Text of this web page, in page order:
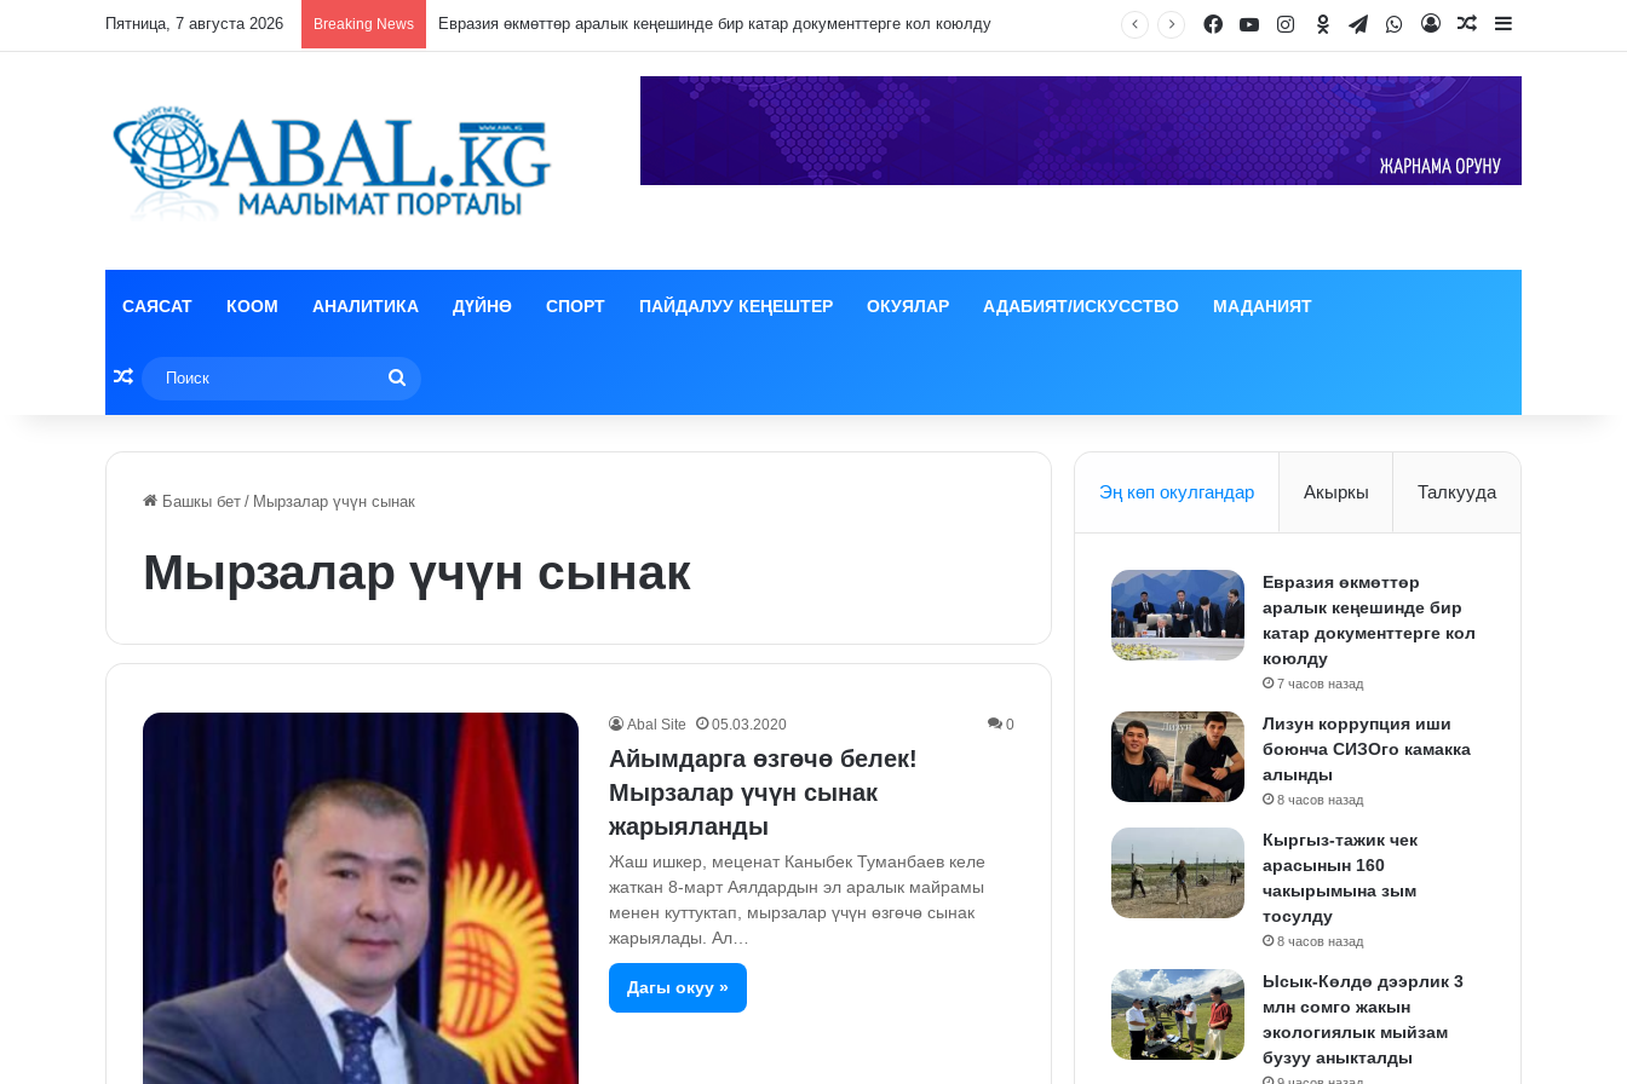
Пятница, 7 августа 2026 Breaking News Лизун коррупция иши боюнча СИЗОго камакка алынды FacebookYouTubeInstagram
Odnoklassniki
TelegramWhatsApp
Log InRandom Article
САЯСАТ КООМ АНАЛИТИКА ДҮЙНӨ СПОРТ ПАЙДАЛУУ КЕҢЕШТЕР ОКУЯЛАР АДАБИЯТ/ИСКУССТВО МАДАНИЯТ
Random Article
Башкы бет / Мырзалар үчүн сынак
Мырзалар үчүн сынак
Abal Site 05.03.2020 0
Айымдарга өзгөчө белек!
Мырзалар үчүн сынак
жарыяланды
Жаш ишкер, меценат Каныбек Туманбаев келе
жаткан 8-март Аялдардын эл аралык майрамы
менен куттуктап, мырзалар үчүн өзгөчө сынак
жарыялады. Ал…
Дагы окуу »
Эң көп окулгандар Акыркы Талкууда
Евразия өкмөттөр
аралык кеңешинде бир
катар документтерге кол
коюлду
7 часов назад
Лизун коррупция иши
боюнча СИЗОго камакка
алынды
8 часов назад
Кыргыз-тажик чек
арасынын 160
чакырымына зым
тосулду
8 часов назад
Ысык-Көлдө дээрлик 3
млн сомго жакын
экологиялык мыйзам
бузуу аныкталды